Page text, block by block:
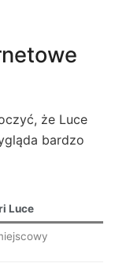
że Luce
bardzo
Luce